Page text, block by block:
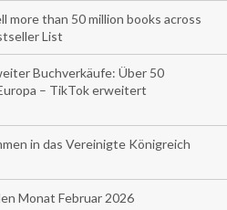
more than 50 million books across
List
Buchverkäufe: Über 50
– TikTok erweitert
in das Vereinigte Königreich
Monat Februar 2026